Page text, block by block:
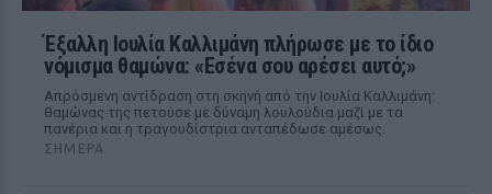
Έξαλλη Ιουλία Καλλιμάνη πλήρωσε με το ίδιο
νόμισμα θαμώνα: «Εσένα σου αρέσει αυτό;»
Απρόσμενη αντίδραση στη σκηνή από την Ιουλία Καλλιμάνη:
θαμώνας της πετούσε με δύναμη λουλούδια μαζί με τα
πανέρια και η τραγουδίστρια ανταπέδωσε αμέσως.
ΣΉΜΕΡΑ